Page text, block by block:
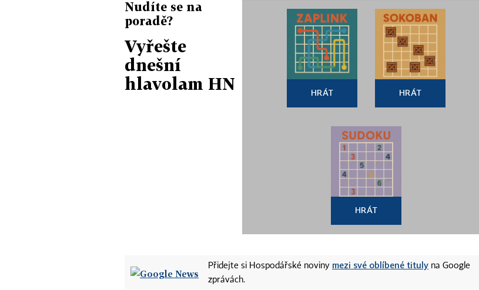
Nudíte se na
poradě?
Vyřešte
dnešní
hlavolam HN
HRÁT HRÁT
HRÁT
Přidejte si Hospodářské noviny mezi své oblíbené tituly na Google
zprávách.